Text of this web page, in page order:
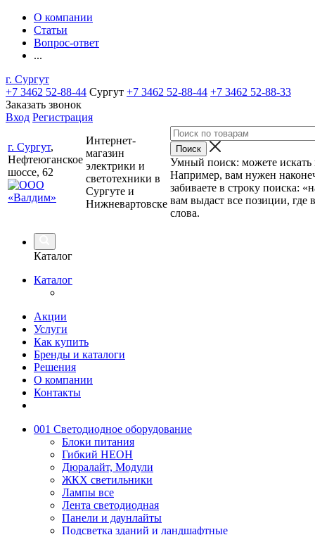
О компании
Статьи
Вопрос-ответ
...
г. Сургут
+7 3462 52-88-44 Сургут +7 3462 52-88-44 +7 3462 52-88-33
Заказать звонок
Вход Регистрация
г. Сургут,
Нефтеюганское
шоссе, 62
Интернет-
магазин
электрики и
светотехники в
Сургуте и
Нижневартовске
Умный поиск: можете искать
Например, вам нужен
забиваете в строку поиска:
вам выдаст все позиции, где
слова.
Каталог
Каталог
Акции
Услуги
Как купить
Бренды и каталоги
Решения
О компании
Контакты
001 Светодиодное оборудование
Блоки питания
Гибкий НЕОН
Дюралайт, Модули
ЖКХ светильники
Лампы все
Лента светодиодная
Панели и даунлайты
Подсветка зданий и ландшафтные